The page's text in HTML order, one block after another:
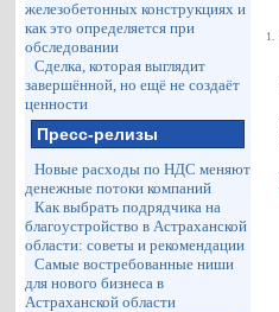
железобетонных конструкциях и
как это определяется при
обследовании
Сделка, которая выглядит
завершённой, но ещё не создаёт
ценности
Пресс-релизы
Новые расходы по НДС меняют
денежные потоки компаний
Как выбрать подрядчика на
благоустройство в Астраханской
области: советы и рекомендации
Самые востребованные ниши
для нового бизнеса в
Астраханской области
1.